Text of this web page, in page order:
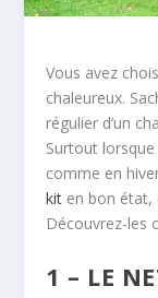
Vous avez
chaleureux.
régulier d’un
Surtout
comme en
kit en bon état,
Découvrez-les
1 – LE